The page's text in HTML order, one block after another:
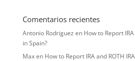
Comentarios recientes
Antonio Rodriguez en How to Report
in Spain?
Maxen How to Report IRA and ROTH